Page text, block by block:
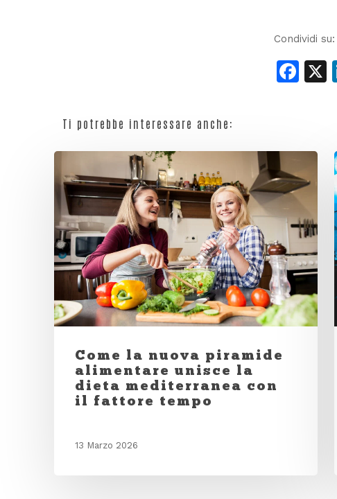
Condividi su:
Ti potrebbe interessare anche:
Come la nuova piramide
alimentare unisce la
dieta mediterranea con
il fattore tempo
13 Marzo 2026